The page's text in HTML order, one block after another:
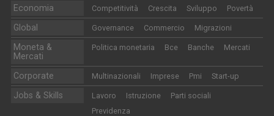
Economia Competitività Crescita Sviluppo Povertà
Global Governance Commercio Migrazioni
Moneta &
Mercati
Politica monetaria Bce Banche Mercati
Corporate Multinazionali Imprese Pmi Start-up
Jobs & Skills Lavoro Istruzione
Parti sociali
Previdenza